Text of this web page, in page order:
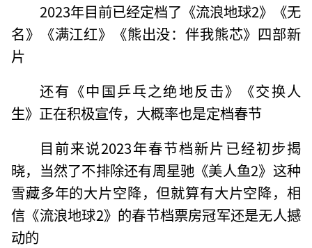
2023年目前已经定档了《流浪地球2》《无
名》《满江红》《熊出没：伴我熊芯》四部新
片
还有《中国乒乓之绝地反击》《交换人
生》正在积极宣传，大概率也是定档春节
目前来说2023年春节档新片已经初步揭
晓，当然了不排除还有周星驰《美人鱼2》这种
雪藏多年的大片空降，但就算有大片空降，相
信《流浪地球2》的春节档票房冠军还是无人撼
动的